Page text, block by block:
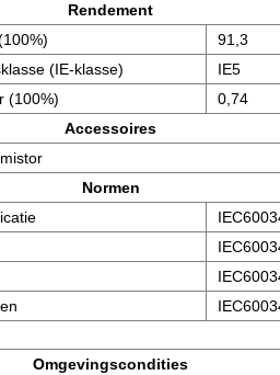
Rendement
91,3
(IE-klasse)
IE5
(100%)
0,74
Accessoires
Normen
Omgevingscondities